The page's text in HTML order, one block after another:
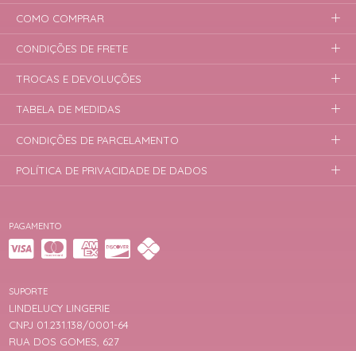
PAGAMENTO
SUPORTE
LINDELUCY LINGERIE
CNPJ 01.231.138/0001-64
RUA DOS GOMES, 627
COMO COMPRAR
CONDIÇÕES DE FRETE
TROCAS E DEVOLUÇÕES
TABELA DE MEDIDAS
CONDIÇÕES DE PARCELAMENTO
POLÍTICA DE PRIVACIDADE DE DADOS